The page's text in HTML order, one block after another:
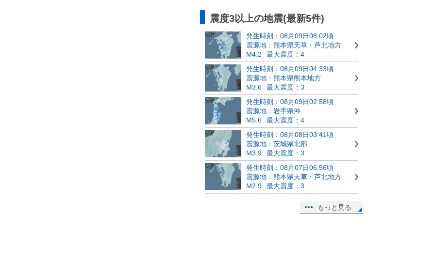
震度3以上の地震(最新5件)
発生時刻：08月09日08:02頃
震源地：熊本県天草・芦北地方
M4.2
最大震度：4
発生時刻：08月09日04:33頃
震源地：熊本県熊本地方
M3.6
最大震度：3
発生時刻：08月09日02:58頃
震源地：岩手県沖
M5.6
最大震度：4
発生時刻：08月08日03:41頃
震源地：茨城県北部
M3.9
最大震度：3
発生時刻：08月07日06:56頃
震源地：熊本県天草・芦北地方
M2.9
最大震度：3
もっと見る